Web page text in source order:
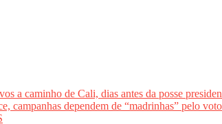
caminho de Cali, dias antes da posse
dependem de “madrinhas” pelo